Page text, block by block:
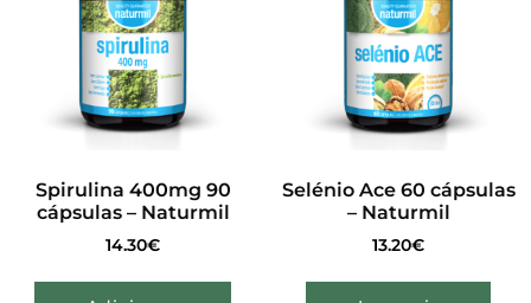
Spirulina 400mg 90
cápsulas – Naturmil
14.30€
Selénio Ace 60 cápsulas
– Naturmil
13.20€